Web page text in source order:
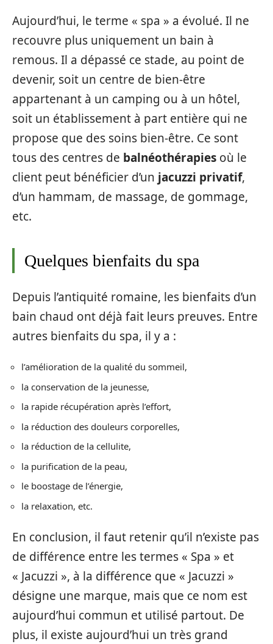
Aujourd’hui, le terme « spa » a évolué. Il ne
recouvre plus uniquement un bain à
remous. Il a dépassé ce stade, au point de
devenir, soit un centre de bien-être
appartenant à un camping ou à un hôtel,
soit un établissement à part entière qui ne
propose que des soins bien-être. Ce sont
tous des centres de balnéothérapies où le
client peut bénéficier d’un jacuzzi privatif,
d’un hammam, de massage, de gommage,
etc.
Quelques bienfaits du spa
Depuis l’antiquité romaine, les bienfaits d’un
bain chaud ont déjà fait leurs preuves. Entre
autres bienfaits du spa, il y a :
l’amélioration de la qualité du sommeil,
la conservation de la jeunesse,
la rapide récupération après l’effort,
la réduction des douleurs corporelles,
la réduction de la cellulite,
la purification de la peau,
le boostage de l’énergie,
la relaxation, etc.
En conclusion, il faut retenir qu’il n’existe pas
de différence entre les termes « Spa » et
« Jacuzzi », à la différence que « Jacuzzi »
désigne une marque, mais que ce nom est
aujourd’hui commun et utilisé partout. De
plus, il existe aujourd’hui un très grand